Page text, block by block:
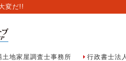
変だ!!
土地家屋調査士事務所 行政書士法